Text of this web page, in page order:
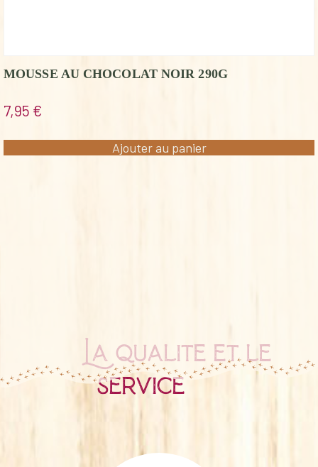
MOUSSE AU CHOCOLAT NOIR 290G
7,95 €
Ajouter au panier
La qualité et le
service